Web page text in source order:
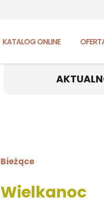
KATALOG ONLINE
Bieżące
Wielkanoc